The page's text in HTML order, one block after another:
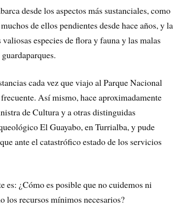
desde los aspectos más sustanciales, como
de ellos pendientes desde hace años, y la
especies de flora y fauna y las malas
cada vez que viajo al Parque Nacional
Así mismo, hace aproximadamente
de Cultura y a otras distinguidas
El Guayabo, en Turrialba, y pude
ante el catastrófico estado de los servicios
es: ¿Cómo es posible que no cuidemos ni
los recursos mínimos necesarios?